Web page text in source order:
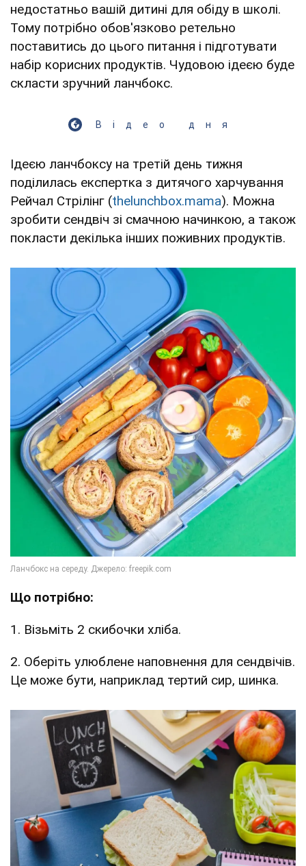
недостатньо вашій дитині для обіду в школі.
Тому потрібно обов'язково ретельно
поставитись до цього питання і підготувати
набір корисних продуктів. Чудовою ідеєю буде
скласти зручний ланчбокс.
Відео дня
Ідеєю ланчбоксу на третій день тижня
поділилась експертка з дитячого харчування
Рейчал Стрілінг (thelunchbox.mama). Можна
зробити сендвіч зі смачною начинкою, а також
покласти декілька інших поживних продуктів.
Що потрібно:
1. Візьміть 2 скибочки хліба.
2. Оберіть улюблене наповнення для сендвічів.
Це може бути, наприклад тертий сир, шинка.